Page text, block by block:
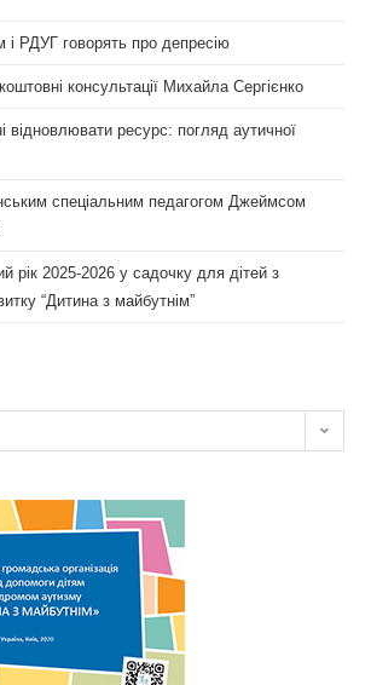
РДУГ говорять про депресію
консультації Михайла Сергієнко
відновлювати ресурс: погляд аутичної
спеціальним педагогом Джеймсом
рік 2025-2026 у садочку для дітей з
“Дитина з майбутнім”